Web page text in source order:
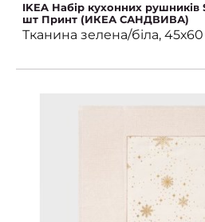
IKEA Набір кухонних рушників
шт Принт (ИКЕА САНДВИВА)
Тканина зелена/біла,